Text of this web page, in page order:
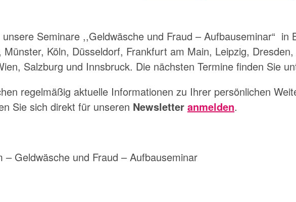
unsere Seminare ,,Geldwäsche und Fraud – Aufbauseminar“ in
Münster, Köln, Düsseldorf, Frankfurt am Main, Leipzig,
Salzburg und Innsbruck. Die nächsten Termine finden Sie
regelmäßig aktuelle Informationen zu Ihrer persönlichen
Sie sich direkt für unseren Newsletter anmelden.
– Geldwäsche und Fraud – Aufbauseminar